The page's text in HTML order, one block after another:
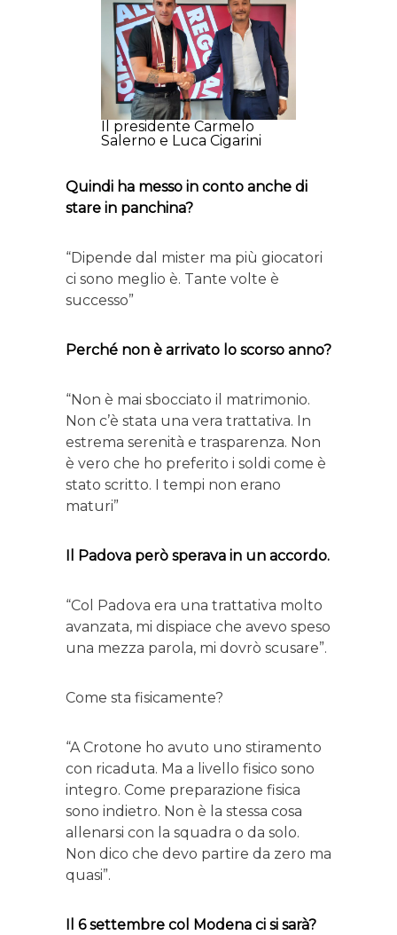
Il presidente Carmelo
Salerno e Luca Cigarini
Quindi ha messo in conto anche di
stare in panchina?
“Dipende dal mister ma più giocatori
ci sono meglio è. Tante volte è
successo”
Perché non è arrivato lo scorso anno?
“Non è mai sbocciato il matrimonio.
Non c’è stata una vera trattativa. In
estrema serenità e trasparenza. Non
è vero che ho preferito i soldi come è
stato scritto. I tempi non erano
maturi”
Il Padova però sperava in un accordo.
“Col Padova era una trattativa molto
avanzata, mi dispiace che avevo speso
una mezza parola, mi dovrò scusare”.
Come sta fisicamente?
“A Crotone ho avuto uno stiramento
con ricaduta. Ma a livello fisico sono
integro. Come preparazione fisica
sono indietro. Non è la stessa cosa
allenarsi con la squadra o da solo.
Non dico che devo partire da zero ma
quasi”.
Il 6 settembre col Modena ci si sarà?